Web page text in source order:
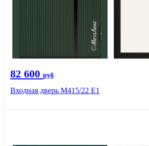
82 600 руб
Входная дверь М415/22 Е1